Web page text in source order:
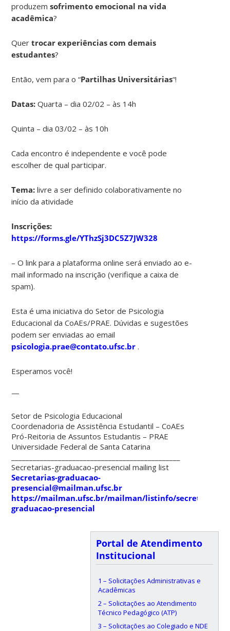
produzemsofrimento emocional na vida
acadêmica?
Quertrocar experiências com demais
estudantes?
Então, vem para o “Partilhas Universitárias“!
Datas: Quarta – dia 02/02 – às 14h
Quinta – dia 03/02 – às 10h
Cada encontro é independente e você pode
escolher de qual participar.
Tema: livre a ser definido colaborativamente no
início da atividade
Inscrições:
https://forms.gle/YThzSj3DC5Z7JW328
– O link para a plataforma online será enviado ao e-
mail informado na inscrição (verifique a caixa de
spam).
Esta é uma iniciativa do Setor de Psicologia
Educacional da CoAEs/PRAE. Dúvidas e sugestões
podem ser enviadas ao email
psicologia.prae@contato.ufsc.br .
Esperamos você!
—
Setor de Psicologia Educacional
Coordenadoria de Assistência Estudantil – CoAEs
Pró-Reitoria de Assuntos Estudantis – PRAE
Universidade Federal de Santa Catarina
Secretarias-graduacao-presencial mailing list
Secretarias-graduacao-
presencial@mailman.ufsc.br
https://mailman.ufsc.br/mailman/listinfo/secretarias-
graduacao-presencial
Portal de Atendimento
Institucional
1 – Solicitações Administrativas e
Acadêmicas
2 – Solicitações ao Atendimento
Técnico Pedagógico (ATP)
3 – Solicitações ao Colegiado e NDE